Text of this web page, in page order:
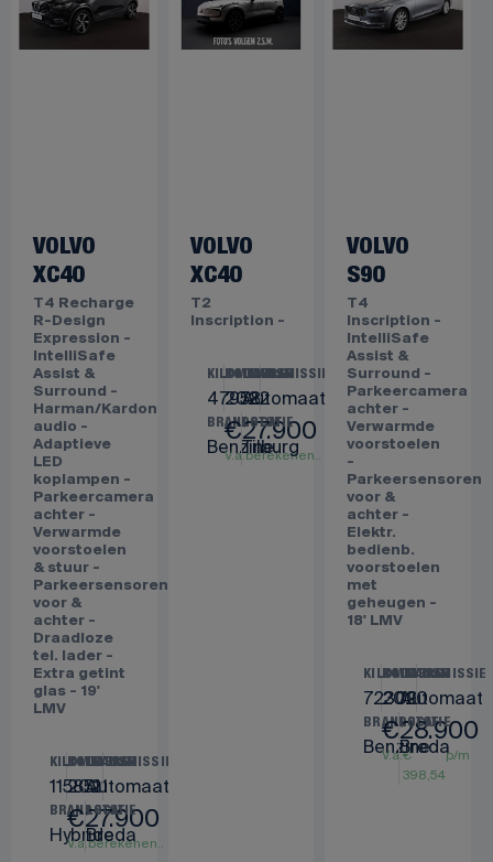
VOLVO
XC40
T4 Recharge
R-Design
Expression -
IntelliSafe
Assist &
Surround -
Harman/Kardon
audio -
Adaptieve
LED
koplampen -
Parkeercamera
achter -
Verwarmde
voorstoelen
& stuur -
Parkeersensoren
voor &
achter -
Draadloze
tel. lader -
LMV
KILOMETERS
115851
BOUWJAAR
2021
TRANSMISSIE
Automaat
VOLVO
Inscription -
KILOMETERS
47958
BOUWJAAR
2022
TRANSMISSIE
Automaat
VOLVO
S90
T4
Inscription -
IntelliSafe
Assist &
Surround -
Parkeercamera
Verwarmde
voorstoelen
-
Parkeersensoren
voor &
achter -
Elektr.
bedienb.
voorstoelen
18' LMV
KILOMETERS
72309
BOUWJAAR
2020
TRANSMISSIE
Automaat
BRANDSTOF
28.900
LOCATIE